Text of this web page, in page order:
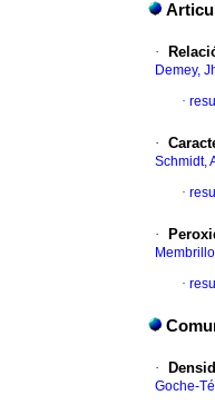
·
Demey,
·
·
Schmidt,
·
·
·
·
Goche-